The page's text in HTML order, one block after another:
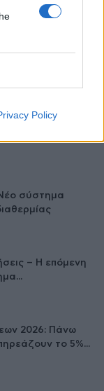
Policy
στο «Λαϊκό»
σύστημα
– Η επόμενη
2026: Πάνω
το 5%...